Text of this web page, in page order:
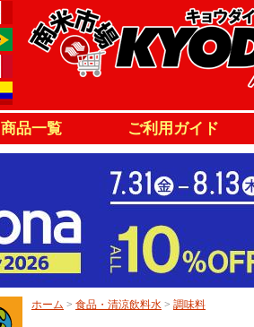
商品一覧 ご利用ガイド
ホーム > 食品・清涼飲料水 > 調味料